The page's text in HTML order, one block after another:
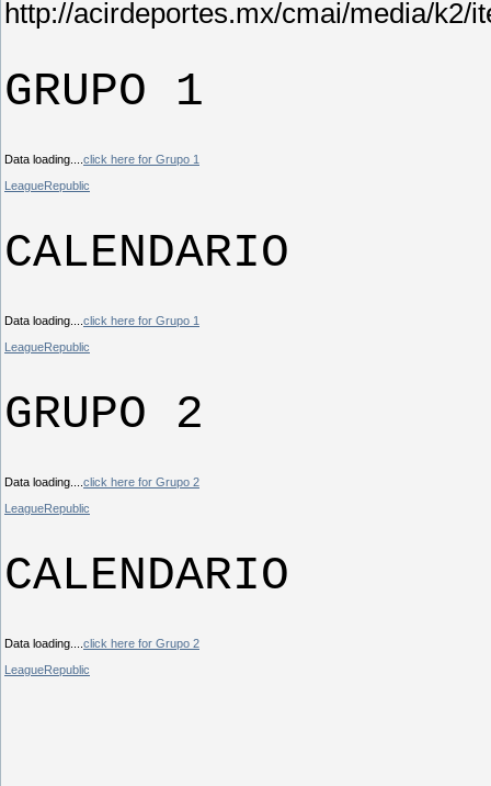
GRUPO 1
Data loading.... click here for Grupo 1
LeagueRepublic
CALENDARIO
Data loading.... click here for Grupo 1
LeagueRepublic
GRUPO 2
Data loading.... click here for Grupo 2
LeagueRepublic
CALENDARIO
Data loading.... click here for Grupo 2
LeagueRepublic